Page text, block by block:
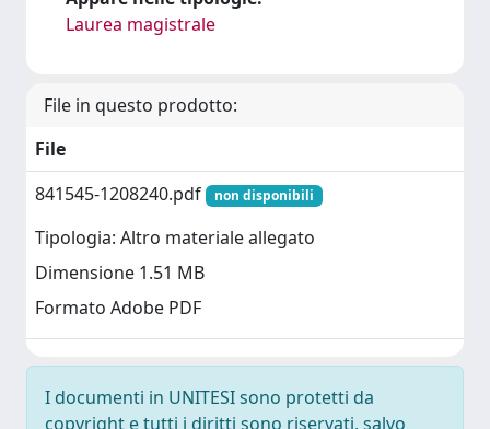
Laurea magistrale
File in questo prodotto:
File
841545-1208240.pdf
non disponibili
Tipologia: Altro materiale allegato
Dimensione 1.51 MB
Formato Adobe PDF
I documenti in UNITESI sono protetti da
copyright e tutti i diritti sono riservati, salvo